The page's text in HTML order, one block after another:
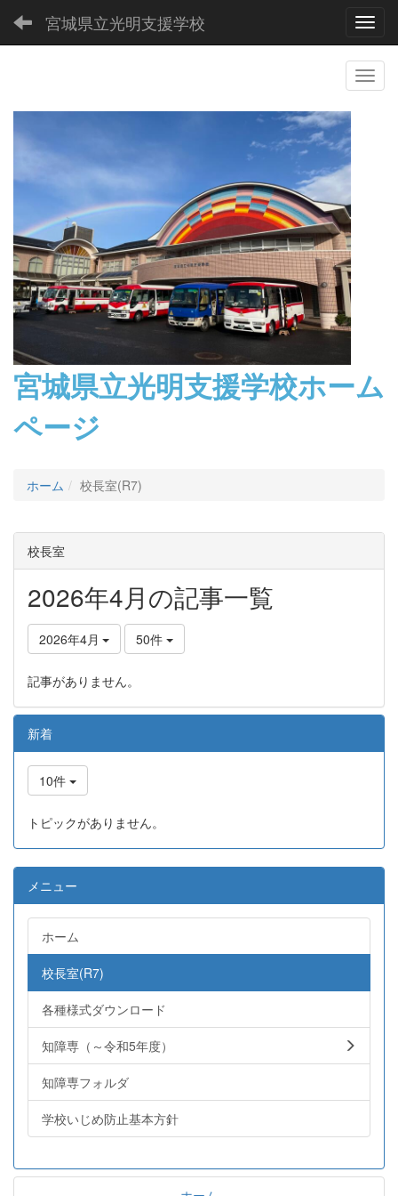
宮城県立光明支援学校
宮城県立光明支援学校ホーム
ページ
ホーム 校長室(R7)
校長室
2026年4月の記事一覧
2026年4月 50件
記事がありません。
新着
10件
トピックがありません。
メニュー
ホーム
校長室(R7)
各種様式ダウンロード
知障専（～令和5年度）
知障専フォルダ
学校いじめ防止基本方針